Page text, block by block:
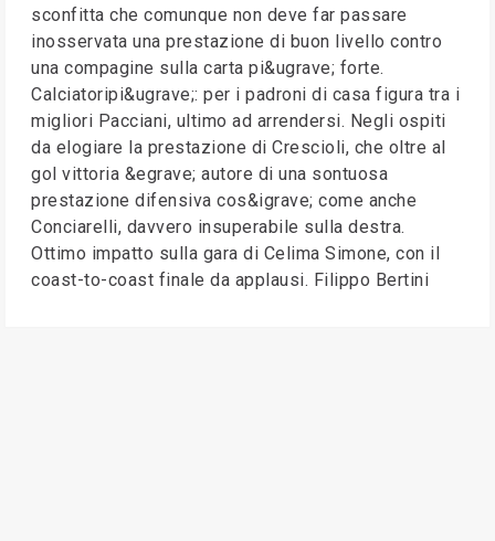
sconfitta che comunque non deve far passare
inosservata una prestazione di buon livello contro
una compagine sulla carta pi&ugrave; forte.
Calciatoripi&ugrave;: per i padroni di casa figura tra i
migliori Pacciani, ultimo ad arrendersi. Negli ospiti
da elogiare la prestazione di Crescioli, che oltre al
gol vittoria &egrave; autore di una sontuosa
prestazione difensiva cos&igrave; come anche
Conciarelli, davvero insuperabile sulla destra.
Ottimo impatto sulla gara di Celima Simone, con il
coast-to-coast finale da applausi. Filippo Bertini